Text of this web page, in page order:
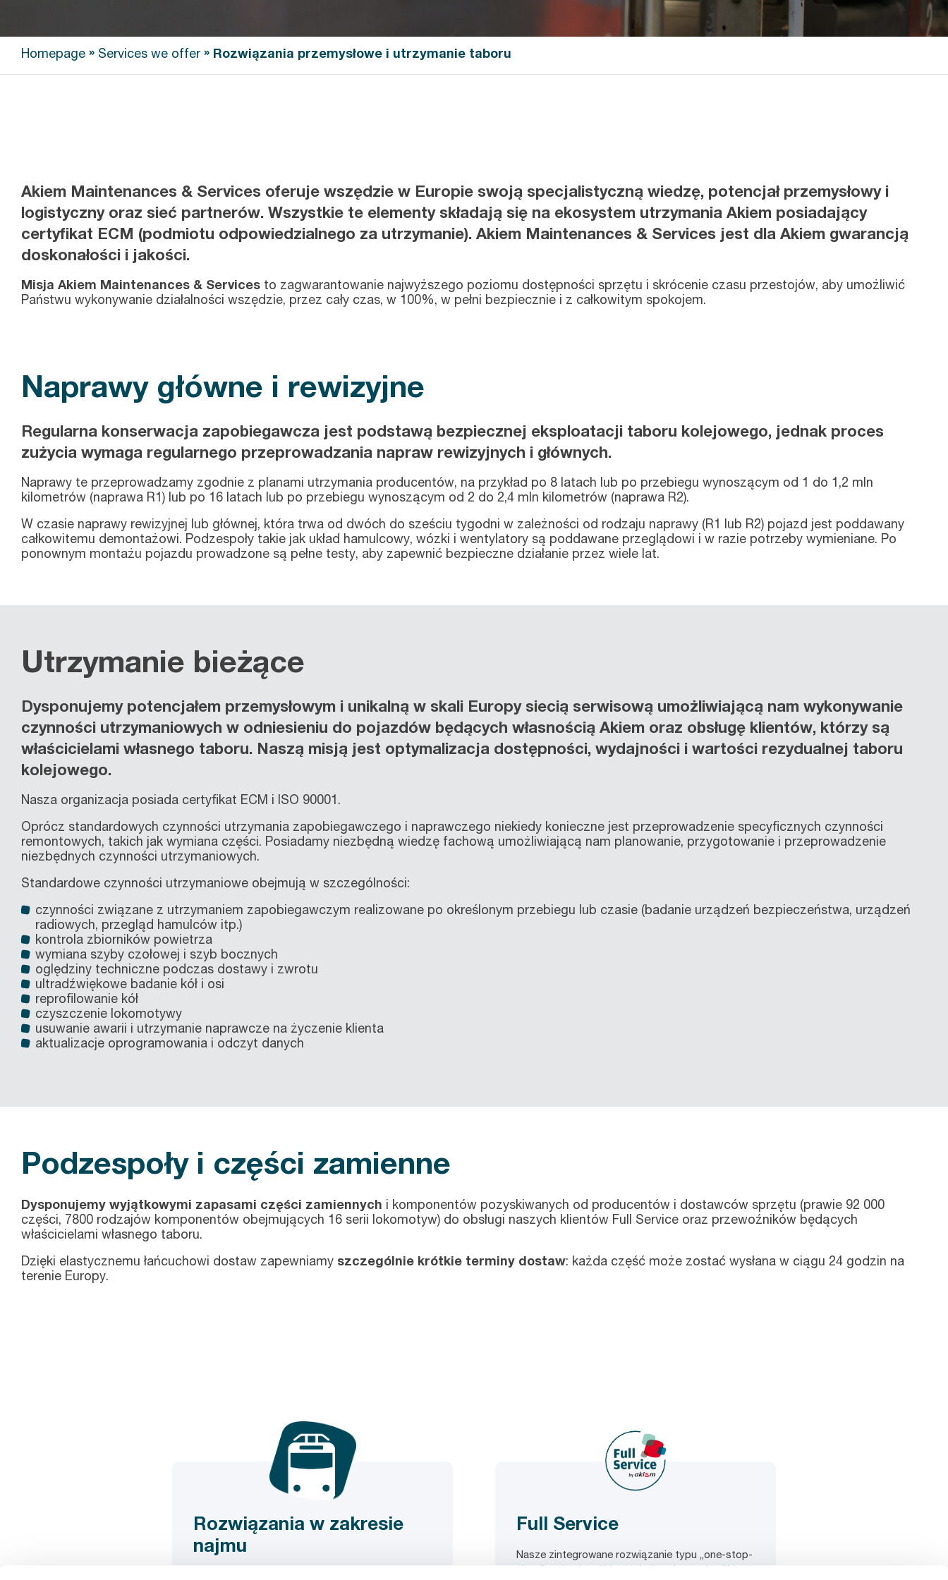
Homepage » Services we offer » Rozwiązania przemysłowe i utrzymanie taboru
Akiem Maintenances & Services oferuje wszędzie w Europie swoją specjalistyczną wiedzę, potencjał przemysłowy i
logistyczny oraz sieć partnerów. Wszystkie te elementy składają się na ekosystem utrzymania Akiem posiadający
certyfikat ECM (podmiotu odpowiedzialnego za utrzymanie). Akiem Maintenances & Services jest dla Akiem gwarancją
doskonałości i jakości.
Misja Akiem Maintenances & Services to zagwarantowanie najwyższego poziomu dostępności sprzętu i skrócenie czasu przestojów, aby umożliwić
Państwu wykonywanie działalności wszędzie, przez cały czas, w 100%, w pełni bezpiecznie i z całkowitym spokojem.
Naprawy główne i rewizyjne
Regularna konserwacja zapobiegawcza jest podstawą bezpiecznej eksploatacji taboru kolejowego, jednak proces
zużycia wymaga regularnego przeprowadzania napraw rewizyjnych i głównych.
Naprawy te przeprowadzamy zgodnie z planami utrzymania producentów, na przykład po 8 latach lub po przebiegu wynoszącym od 1 do 1,2 mln
kilometrów (naprawa R1) lub po 16 latach lub po przebiegu wynoszącym od 2 do 2,4 mln kilometrów (naprawa R2).
W czasie naprawy rewizyjnej lub głównej, która trwa od dwóch do sześciu tygodni w zależności od rodzaju naprawy (R1 lub R2) pojazd jest poddawany
całkowitemu demontażowi. Podzespoły takie jak układ hamulcowy, wózki i wentylatory są poddawane przeglądowi i w razie potrzeby wymieniane. Po
ponownym montażu pojazdu prowadzone są pełne testy, aby zapewnić bezpieczne działanie przez wiele lat.
Utrzymanie bieżące
Dysponujemy potencjałem przemysłowym i unikalną w skali Europy siecią serwisową umożliwiającą nam wykonywanie
czynności utrzymaniowych w odniesieniu do pojazdów będących własnością Akiem oraz obsługę klientów, którzy są
właścicielami własnego taboru. Naszą misją jest optymalizacja dostępności, wydajności i wartości rezydualnej taboru
kolejowego.
Nasza organizacja posiada certyfikat ECM i ISO 90001.
Oprócz standardowych czynności utrzymania zapobiegawczego i naprawczego niekiedy konieczne jest przeprowadzenie specyficznych czynności
remontowych, takich jak wymiana części. Posiadamy niezbędną wiedzę fachową umożliwiającą nam planowanie, przygotowanie i przeprowadzenie
niezbędnych czynności utrzymaniowych.
Standardowe czynności utrzymaniowe obejmują w szczególności:
czynności związane z utrzymaniem zapobiegawczym realizowane po określonym przebiegu lub czasie (badanie urządzeń bezpieczeństwa, urządzeń
radiowych, przegląd hamulców itp.)
kontrola zbiorników powietrza
wymiana szyby czołowej i szyb bocznych
oględziny techniczne podczas dostawy i zwrotu
ultradźwiękowe badanie kół i osi
reprofilowanie kół
czyszczenie lokomotywy
usuwanie awarii i utrzymanie naprawcze na życzenie klienta
aktualizacje oprogramowania i odczyt danych
Podzespoły i części zamienne
Dysponujemy wyjątkowymi zapasami części zamiennych i komponentów pozyskiwanych od producentów i dostawców sprzętu (prawie 92 000
części, 7800 rodzajów komponentów obejmujących 16 serii lokomotyw) do obsługi naszych klientów Full Service oraz przewoźników będących
właścicielami własnego taboru.
Dzięki elastycznemu łańcuchowi dostaw zapewniamy szczególnie krótkie terminy dostaw: każda część może zostać wysłana w ciągu 24 godzin na
terenie Europy.
Rozwiązania w zakresie
najmu
Full Service
Nasze zintegrowane rozwiązanie typu „one-stop-